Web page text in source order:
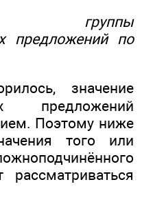
группы
предложений по
значение
предложений
Поэтому ниже
того или